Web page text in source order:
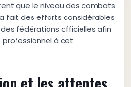
que le niveau des combats
fait des efforts considérables
fédérations officielles afin
professionnel à cet